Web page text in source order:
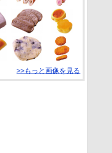
>>もっと画像を見る